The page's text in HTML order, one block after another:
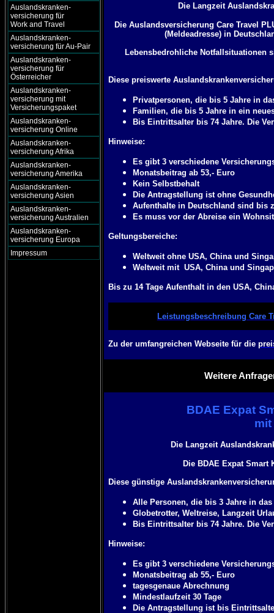
Auslandskranken-
versicherung für
Work and Travel
Auslandskranken-
versicherung für Au-Pair
Auslandskranken-
versicherung für
Österreicher
Auslandskranken-
versicherung mit
Versicherungspaket
Auslandskranken-
versicherung Online
Auslandskranken-
versicherung Afrika
Auslandskranken-
versicherung Amerika
Auslandskranken-
versicherung Asien
Auslandskranken-
versicherung Australien
Auslandskranken-
versicherung Europa
Impressum
Die Langzeit
Die Auslandsversicherung Care Travel
(Meldeadresse) in
Lebensbedrohliche Notfallsituationen
Diese preiswerte
Privatpersonen, die bis 5 Jahre in
Familien, die bis 5 Jahre in ein
Bis Eintrittsalter bis 74 Jahre. Die
Hinweise:
Es gibt 3 verschiedene
Monatsbeitrag ab 53,- Euro
Kein Selbstbehalt
Die Antragstellung ist ohne
Aufenthalte in Deutschland sind bis
Es muss vor der Abreise ein
Geltungsbereiche:
Weltweit ohne USA, China und
Weltweit mit USA, China und
Bis zu 14 Tage Aufenthalt in den USA,
Leistungsbeschreibung Care
Zu der umfangreichen Webseite für die
Weitere
BDAE Expat
Die Langzeit
DieBDAE Expat Smart
Diese günstige
Alle Personen, die bis 3 Jahre in
Globetrotter, Weltreise, Langzeit
Bis Eintrittsalter bis 74 Jahre. Die
Hinweise:
Es gibt 3 verschiedene
Monatsbeitrag ab 55,- Euro
tagesgenaue Abrechnung
Mindestlaufzeit 30 Tage
Die Antragstellung ist bis